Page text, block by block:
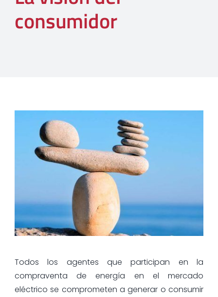
consumidor
Todos los agentes que participan en la
compraventa de energía en el mercado
eléctrico se comprometen a generar o consumir